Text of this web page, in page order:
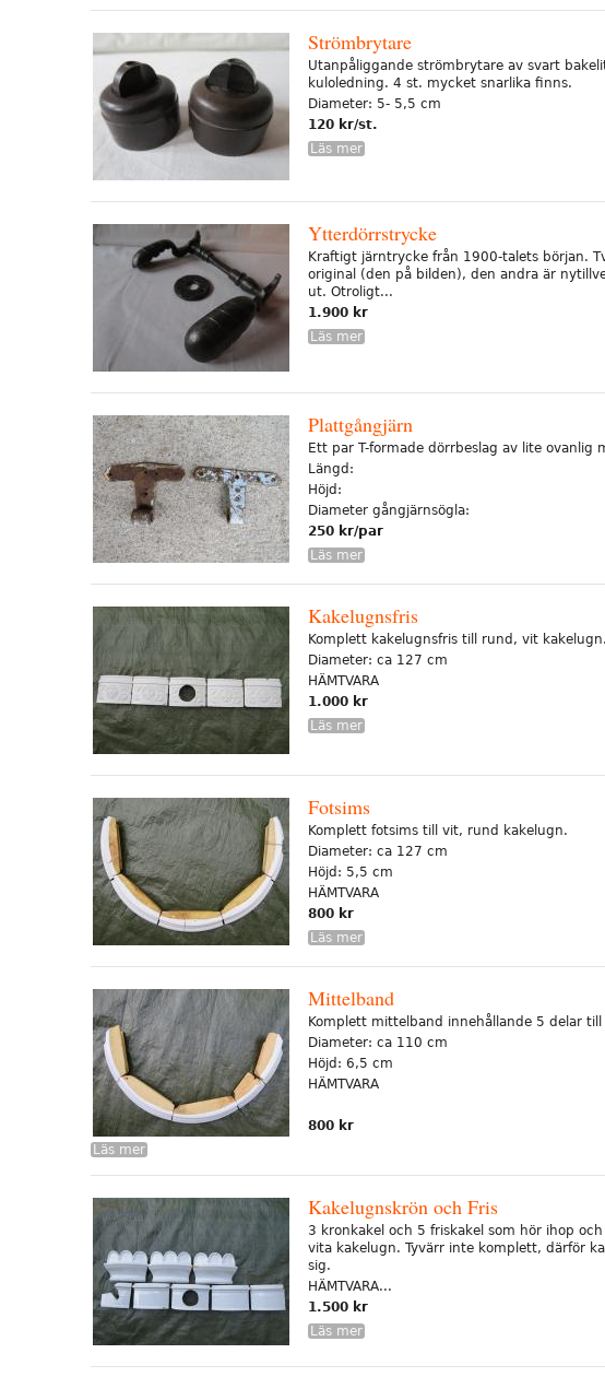
Strömbrytare
Utanpåliggande strömbrytare av svart
kuloledning. 4 st. mycket snarlika finns.
Diameter: 5- 5,5 cm
120 kr/st.
Läs mer
Ytterdörrstrycke
Kraftigt järntrycke från 1900-talets början.
original (den på bilden), den andra är
ut. Otroligt...
1.900 kr
Läs mer
Plattgångjärn
Ett par T-formade dörrbeslag av lite ovanlig
Längd:
Höjd:
Diameter gångjärnsögla:
250 kr/par
Läs mer
Kakelugnsfris
Komplett kakelugnsfris till rund, vit kakelugn.
Diameter: ca 127 cm
HÄMTVARA
1.000 kr
Läs mer
Fotsims
Komplett fotsims till vit, rund kakelugn.
Diameter: ca 127 cm
Höjd: 5,5 cm
HÄMTVARA
800 kr
Läs mer
Mittelband
Komplett mittelband innehållande 5 delar
Diameter: ca 110 cm
Höjd: 6,5 cm
HÄMTVARA
800 kr
Läs mer
Kakelugnskrön och Fris
3 kronkakel och 5 friskakel som hör ihop
vita kakelugn. Tyvärr inte komplett, därför
sig.
HÄMTVARA...
1.500 kr
Läs mer